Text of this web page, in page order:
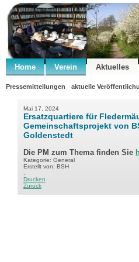
Home Verein Aktuelles
Pressemitteilungen aktuelle
Mai 17, 2024
Ersatzquartiere für
Gemeinschaftsprojekt von
Goldenstedt
Die PM zum Thema finden Sie
Kategorie: General
Erstellt von: BSH
Drucken
Zurück